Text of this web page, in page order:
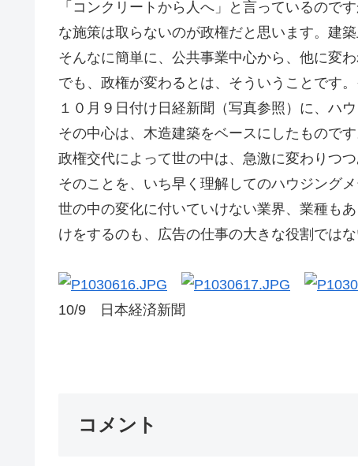
「コンクリートから人へ」と言っているので
な施策は取らないのが政権だと思います。建
そんなに簡単に、公共事業中心から、他に変
でも、政権が変わるとは、そういうことです
１０月９日付け日経新聞（写真参照）に、ハ
その中心は、木造建築をベースにしたもので
政権交代によって世の中は、急激に変わりつ
そのことを、いち早く理解してのハウジング
世の中の変化に付いていけない業界、業種も
けをするのも、広告の仕事の大きな役割ではな
Ｇ
10/9 日本経済新聞
コメント